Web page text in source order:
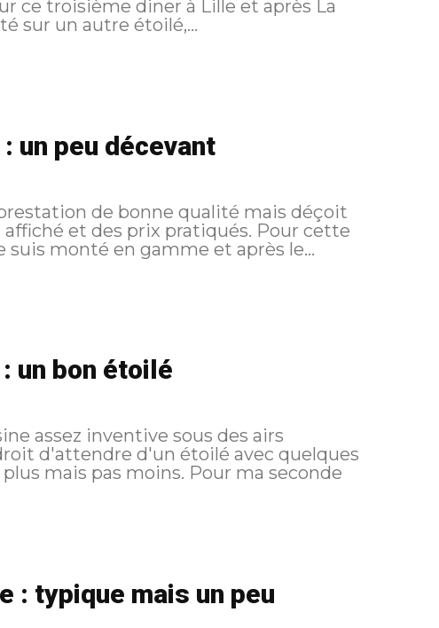
sur un autre étoilé,...
un peu décevant
de bonne qualité mais déçoit
et des prix pratiqués. Pour cette
monté en gamme et après le...
un bon étoilé
assez inventive sous des airs
d'attendre d'un étoilé avec quelques
moins. Pour ma seconde
: typique mais un peu